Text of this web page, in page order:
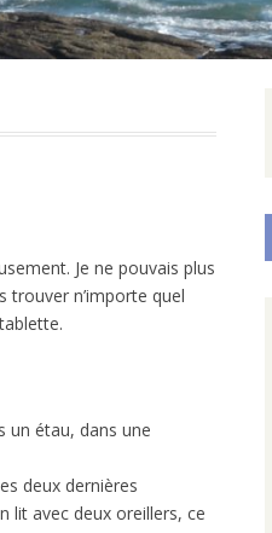
Je ne pouvais plus
trouver n’importe quel
un étau, dans une
deux dernières
lit avec deux oreillers, ce